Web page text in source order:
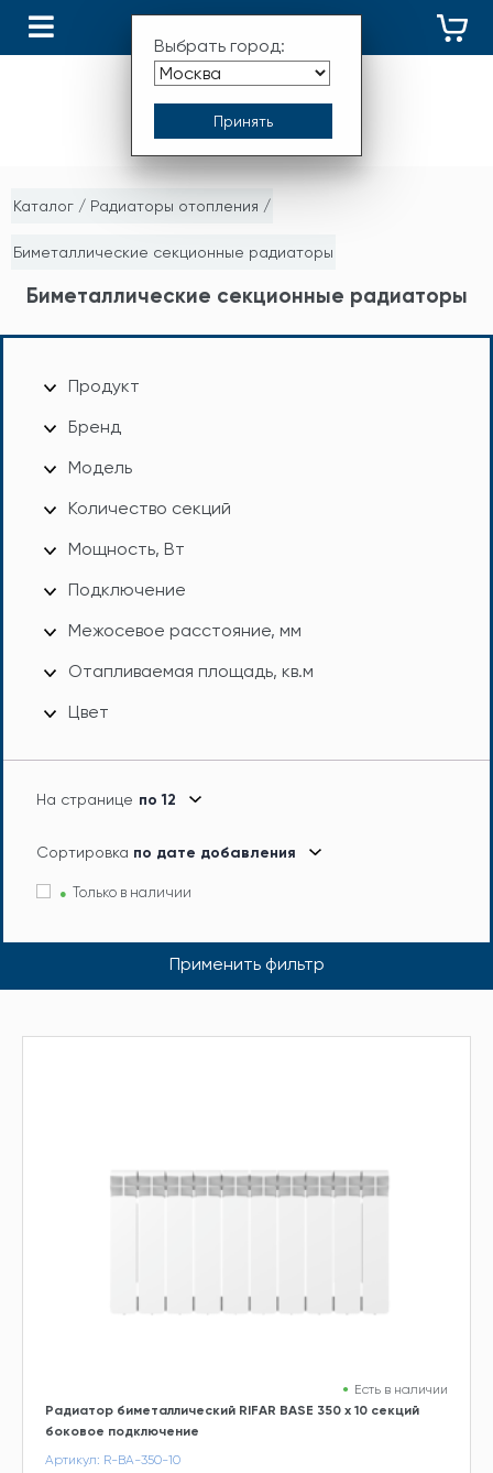
Выбрать город:
Каталог / Радиаторы отопления /
Биметаллические секционные радиаторы
Биметаллические секционные радиаторы
Продукт
Бренд
Модель
Количество секций
Мощность, Вт
Подключение
Межосевое расстояние, мм
Отапливаемая площадь, кв.м
Цвет
На странице по 12
Сортировка по дате добавления
Только в наличии
Применить фильтр
Есть в наличии
Радиатор биметаллический RIFAR BASE 350 х 10 секций
боковое подключение
Артикул: R-BA-350-10